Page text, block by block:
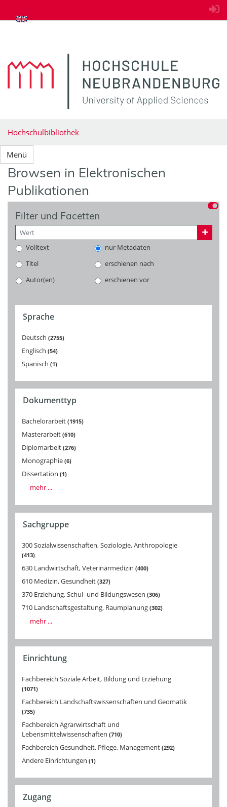
zum Inhalt springen
Hochschulbibliothek
Menü
Browsen in Elektronischen
Publikationen
Filter und Facetten
Volltext
nur Metadaten
Titel
erschienen nach
Autor(en)
erschienen vor
Sprache
Deutsch 2755
Englisch 54
Spanisch 1
Dokumenttyp
Bachelorarbeit 1915
Masterarbeit 610
Diplomarbeit 276
Monographie 6
Dissertation 1
mehr ...
Sachgruppe
300 Sozialwissenschaften, Soziologie, Anthropologie
413
630 Landwirtschaft, Veterinärmedizin 400
610 Medizin, Gesundheit 327
370 Erziehung, Schul- und Bildungswesen 306
710 Landschaftsgestaltung, Raumplanung 302
mehr ...
Einrichtung
Fachbereich Soziale Arbeit, Bildung und Erziehung
1071
Fachbereich Landschaftswissenschaften und Geomatik
735
Fachbereich Agrarwirtschaft und
Lebensmittelwissenschaften 710
Fachbereich Gesundheit, Pflege, Management 292
Andere Einrichtungen 1
Zugang